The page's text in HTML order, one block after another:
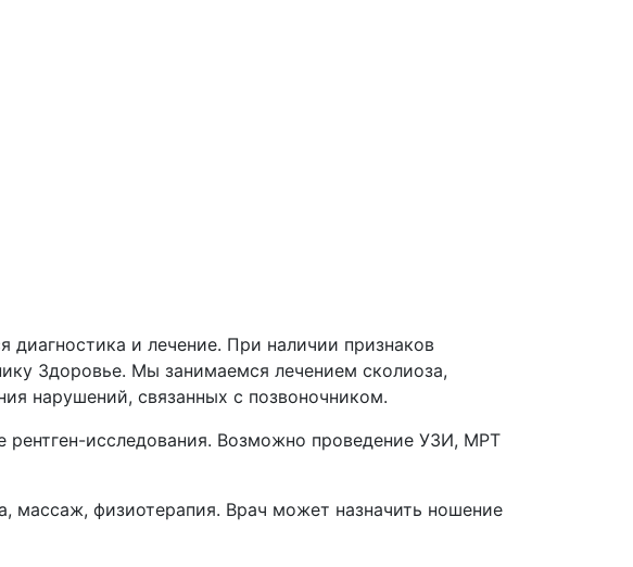
диагностика и лечение. При наличии признаков
Здоровье. Мы занимаемся лечением сколиоза,
нарушений, связанных с позвоночником.
рентген-исследования. Возможно проведение УЗИ, МРТ
массаж, физиотерапия. Врач может назначить ношение